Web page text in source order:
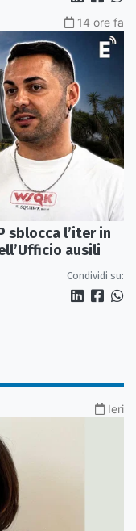
14 ore fa
sblocca l’iter in
ausili
Condividi su:
Ieri